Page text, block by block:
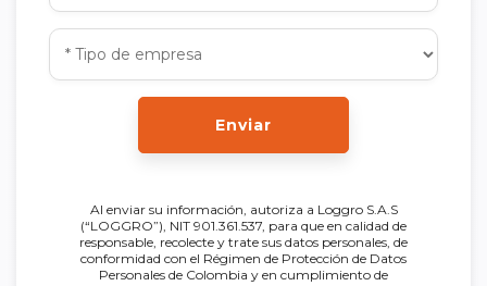
Enviar
Al enviar su información, autoriza a Loggro S.A.S
(“LOGGRO”), NIT 901.361.537, para que en calidad de
responsable, recolecte y trate sus datos personales, de
conformidad con el Régimen de Protección de Datos
Personales de Colombia y en cumplimiento de